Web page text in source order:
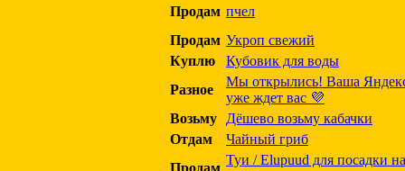
Продам пчел
Продам Укроп свежий
Куплю
Кубовик для воды
Разное
Мы открылись! Ваша
уже ждет вас 💜
Возьму
Дёшево возьму кабачки
Отдам
Чайный гриб
Продам
Туи / Elupuud для посадки